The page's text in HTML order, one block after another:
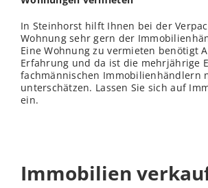
In Steinhorst hilft Ihnen bei der
Wohnung sehr gern der
Eine Wohnung zu vermieten benötigt
Erfahrung und da ist die mehrjährige
fachmännischen Immobilienhändlern
unterschätzen. Lassen Sie sich auf
ein.
Immobilien